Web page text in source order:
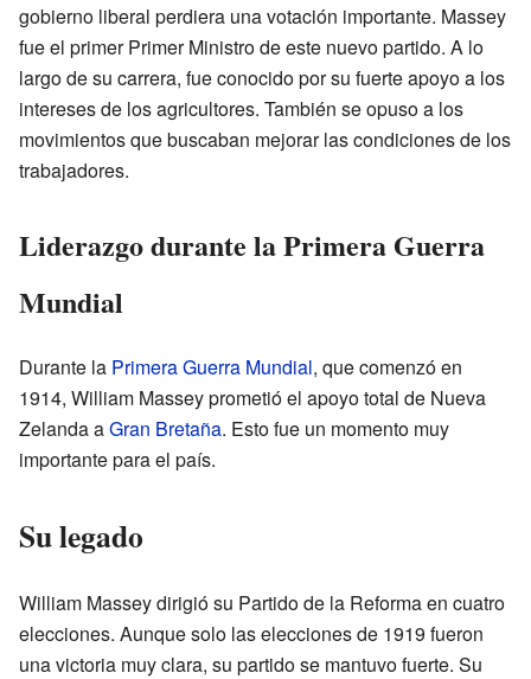
gobierno liberal perdiera una votación importante. Massey
fue el primer Primer Ministro de este nuevo partido. A lo
largo de su carrera, fue conocido por su fuerte apoyo a los
intereses de los agricultores. También se opuso a los
movimientos que buscaban mejorar las condiciones de los
trabajadores.
Liderazgo durante la Primera Guerra
Mundial
Durante la Primera Guerra Mundial, que comenzó en
1914, William Massey prometió el apoyo total de Nueva
Zelanda aGran Bretaña. Esto fue un momento muy
importante para el país.
Su legado
William Massey dirigió su Partido de la Reforma en cuatro
elecciones. Aunque solo las elecciones de 1919 fueron
una victoria muy clara, su partido se mantuvo fuerte. Su